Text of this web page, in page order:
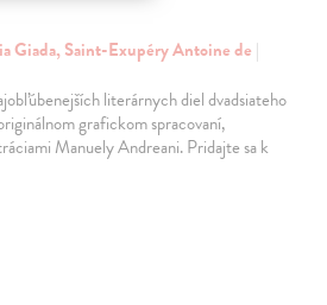
Giada, Saint-Exupéry Antoine de |
literárnych diel dvadsiateho
grafickom spracovaní,
Manuely Andreani. Pridajte sa k